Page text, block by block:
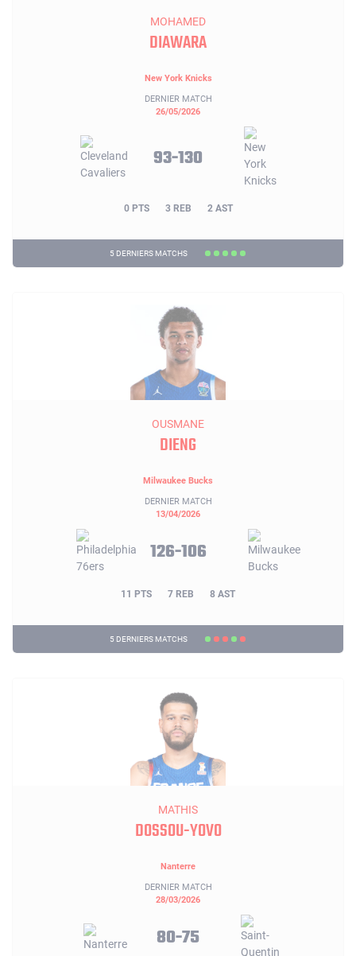
MOHAMED
DIAWARA
New York Knicks
DERNIER MATCH
26/05/2026
93-130
0 PTS 3 REB 2 AST
5 DERNIERS MATCHS
OUSMANE
DIENG
Milwaukee Bucks
DERNIER MATCH
13/04/2026
126-106
11 PTS 7 REB 8 AST
5 DERNIERS MATCHS
MATHIS
DOSSOU-YOVO
Nanterre
DERNIER MATCH
28/03/2026
80-75